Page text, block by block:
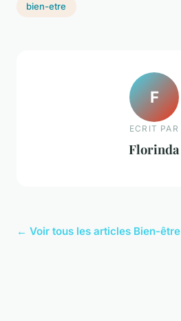
bien-etre
F
ECRIT PAR
Florinda
← Voir tous les articles Bien-être